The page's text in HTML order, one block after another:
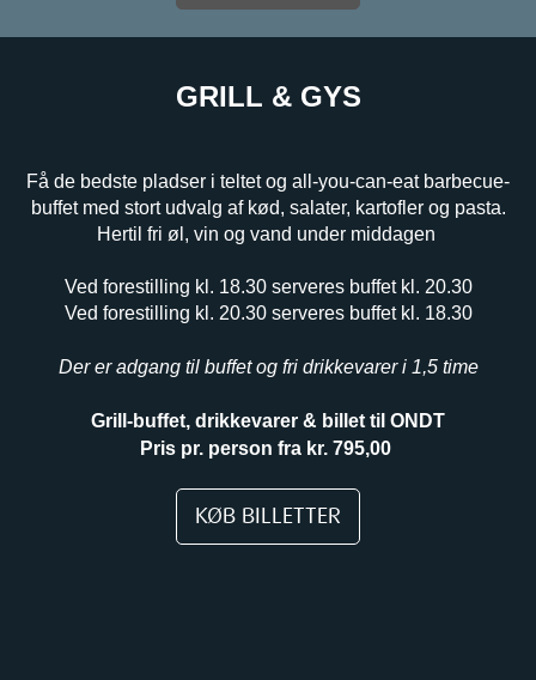
GRILL & GYS
Få de bedste pladser i teltet og all-you-can-eat barbecue-
buffet med stort udvalg af kød, salater, kartofler og pasta.
Hertil fri øl, vin og vand under middagen
Ved forestilling kl. 18.30 serveres buffet kl. 20.30
Ved forestilling kl. 20.30 serveres buffet kl. 18.30
Der er adgang til buffet og fri drikkevarer i 1,5 time
Grill-buffet, drikkevarer & billet til ONDT
Pris pr. person fra kr. 795,00
KØB BILLETTER